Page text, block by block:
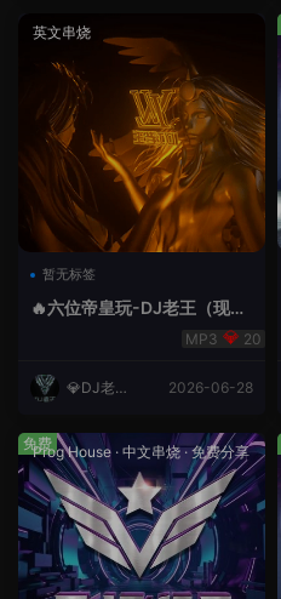
英文串烧
暂无标签
🔥六位帝皇玩-DJ老王（现场
20
💎DJ老王
2026-06-28
Prog House · 中文串烧·免费分享
免费